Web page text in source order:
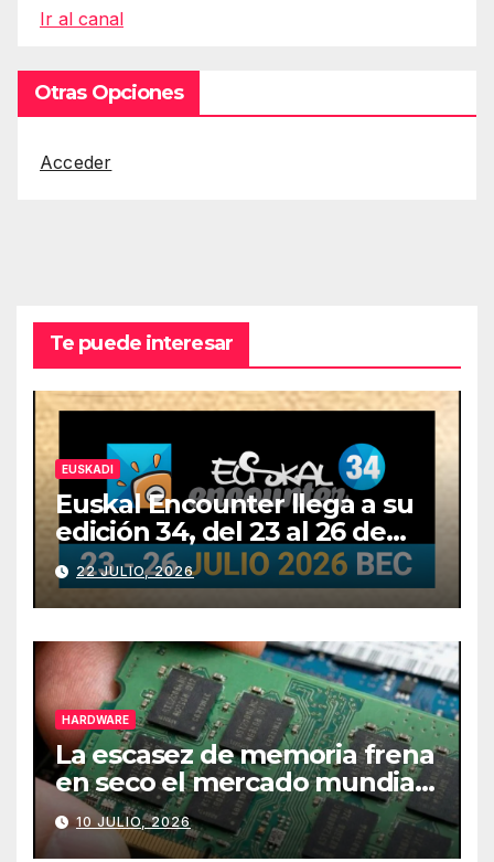
Ir al canal
Otras Opciones
Acceder
Te puede interesar
EUSKADI
Euskal Encounter llega a su
edición 34, del 23 al 26 de
julio
22 JULIO, 2026
HARDWARE
La escasez de memoria frena
en seco el mercado mundial
de PCs
10 JULIO, 2026